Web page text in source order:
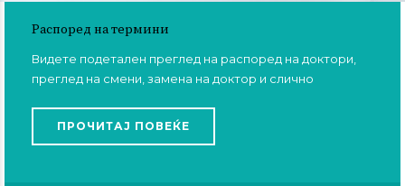
Распоред на термини
Видете подетален преглед на распоред на доктори,
преглед на смени, замена на доктор и слично
ПРОЧИТАЈ ПОВЕЌЕ